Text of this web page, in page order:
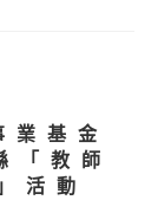
業基金
「教師
活動